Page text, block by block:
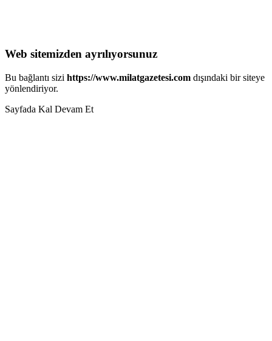
Web sitemizden ayrılıyorsunuz
Bu bağlantı sizi https://www.milatgazetesi.com dışındaki bir siteye
yönlendiriyor.
Sayfada Kal Devam Et